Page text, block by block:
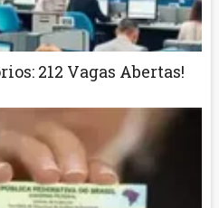
212 Vagas Abertas!